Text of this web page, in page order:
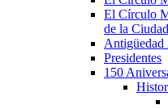
El Círculo
de la
Antigüedad
Presidentes
150